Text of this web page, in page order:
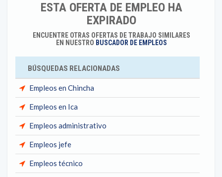
ESTA OFERTA DE EMPLEO HA
EXPIRADO
ENCUENTRE OTRAS OFERTAS DE TRABAJO SIMILARES
EN NUESTRO BUSCADOR DE EMPLEOS
BÚSQUEDAS RELACIONADAS
Empleos en Chincha
Empleos en Ica
Empleos administrativo
Empleos jefe
Empleos técnico